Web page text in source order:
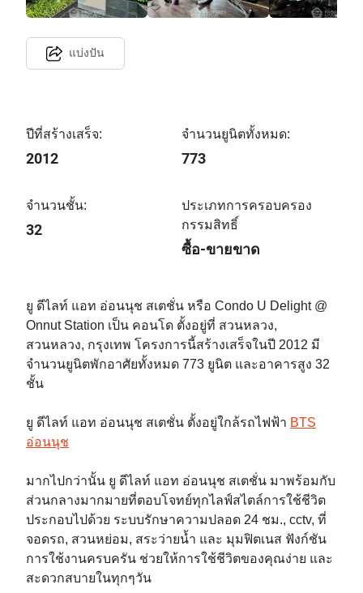
แบ่งปัน
ปีที่สร้างเสร็จ:
2012
จำนวนยูนิตทั้งหมด:
773
จำนวนชั้น:
32
ประเภทการครอบครอง
กรรมสิทธิ์
ซื้อ-ขายขาด
ยู ดีไลท์ แอท อ่อนนุช สเตชั่น หรือ Condo U Delight @
Onnut Station เป็น คอนโด ตั้งอยู่ที่ สวนหลวง,
สวนหลวง, กรุงเทพ โครงการนี้สร้างเสร็จในปี 2012 มี
จำนวนยูนิตพักอาศัยทั้งหมด 773 ยูนิต และอาคารสูง 32
ชั้น
ยู ดีไลท์ แอท อ่อนนุช สเตชั่น ตั้งอยู่ใกล้รถไฟฟ้า BTS
อ่อนนุช
มากไปกว่านั้น ยู ดีไลท์ แอท อ่อนนุช สเตชั่น มาพร้อมกับ
ส่วนกลางมากมายที่ตอบโจทย์ทุกไลฟ์สไตล์การใช้ชีวิต
ประกอบไปด้วย ระบบรักษาความปลอด 24 ชม., cctv, ที่
จอดรถ, สวนหย่อม, สระว่ายน้ำ และ มุมฟิตเนส ฟังก์ชัน
การใช้งานครบครัน ช่วยให้การใช้ชีวิตของคุณง่าย และ
สะดวกสบายในทุกๆวัน